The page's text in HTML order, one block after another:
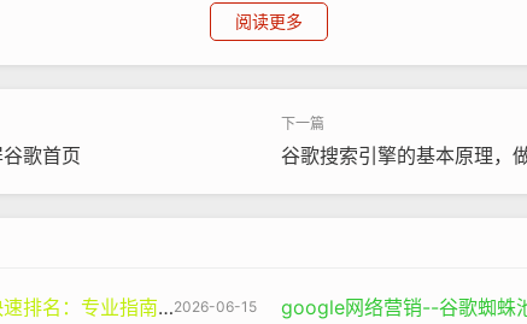
大量的竞争对手淹没。但如果深入挖掘目标客户的搜索习惯
准的客户群体找到。
的、与目标关键词相关的。比如，一个关于旅游的网站，
如果能够提供详细的旅游攻略，包括景点的历史文化、最
阅读更多
歌首页 谷歌搜索引擎的基本原理，
2026-06-15
指南与谷神SEO的价值 google网络营销--谷歌蜘蛛